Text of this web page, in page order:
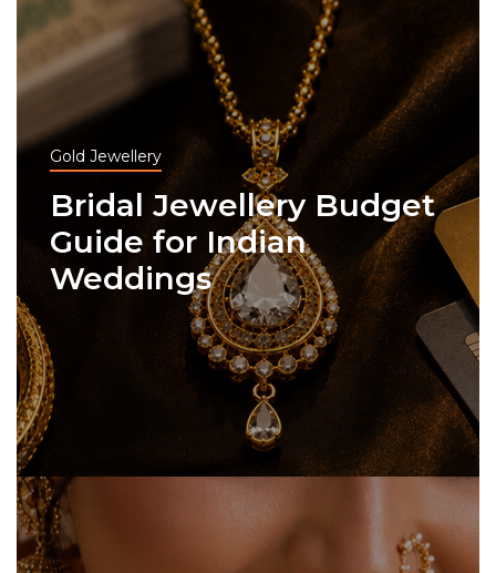
Gold Jewellery
Bridal Jewellery Budget
Guide for Indian
Weddings